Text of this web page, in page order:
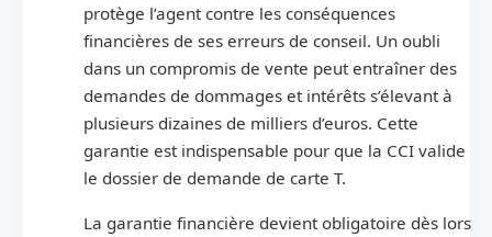
protège l’agent contre les conséquences
financières de ses erreurs de conseil. Un oubli
dans un compromis de vente peut entraîner des
demandes de dommages et intérêts s’élevant à
plusieurs dizaines de milliers d’euros. Cette
garantie est indispensable pour que la CCI valide
le dossier de demande de carte T.
La garantie financière devient obligatoire dès lors